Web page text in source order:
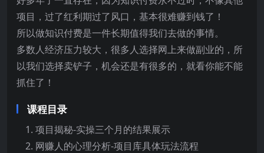
项目，过了红利期过了风口，基本很难赚到钱了！
所以做知识付费是一件长期值得我们去做的事情。
多数人经济压力较大，很多人选择网上来做副业的，所
以我们选择卖铲子，机会还是有很多的，就看你能不能
抓住了！
课程目录
项目揭秘-实操三个月的结果展示
网赚人的心理分析-项目库具体玩法流程